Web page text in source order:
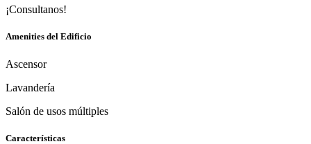
¡Consultanos!
Amenities del Edificio
Ascensor
Lavandería
Salón de usos múltiples
Características